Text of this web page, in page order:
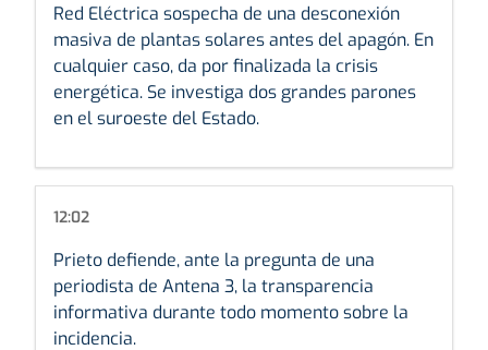
Red Eléctrica sospecha de una desconexión
masiva de plantas solares antes del apagón. En
cualquier caso, da por finalizada la crisis
energética. Se investiga dos grandes parones
en el suroeste del Estado.
12:02
Prieto defiende, ante la pregunta de una
periodista de Antena 3, la transparencia
informativa durante todo momento sobre la
incidencia.